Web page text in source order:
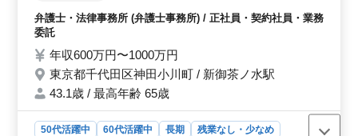
賃貸、連帯保証 交通事故 〈特徴◎〉 とても
件にチャレンジしたい方もぜひご応募下さ
い！ ＊経験、スキルにより他の業務をおま
かせする場合もございますが、ご相談の上決
弁護士・法律事務所 (弁護士事務所) / 正社員・契約社員・業務
委託
年収600万円〜1000万円
東京都千代田区神田小川町 / 新御茶ノ水駅
43.1歳 / 最高年齢 65歳
50代活躍中 60代活躍中 長期
残業なし・少なめ